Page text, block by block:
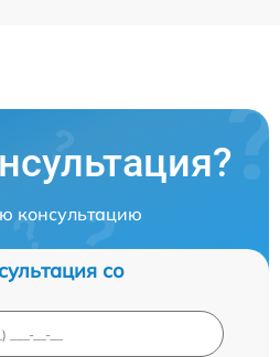
консультацию
со